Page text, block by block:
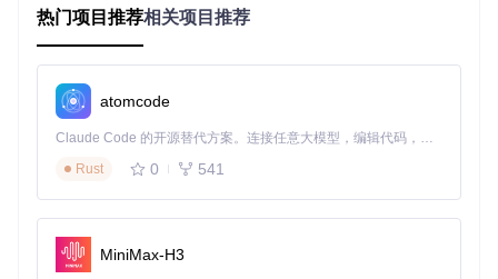
基于Qt框架开发，完美支持Linux、Windows和macOS三大操
3. 模块化插件架构
所有功能通过插件形式实现，你可以在src/components/目录
富组件。这种设计不仅便于功能扩展，也让代码维护更加清
深色主题界面适合长时间开发，降低视觉疲劳，界面布局清晰
直观
热门项目推荐相关项目推荐
atomcode
Claude Code 的开源替代方案。连接任意大模型，编辑代码，运行命令，自动验证 — 全自动执行。用 Rust 构建，极致性能。 ｜ An open-source alternative to Claude Code. Connect any LLM, edit code, run commands, and verify changes — autonomously. Built in Rust for speed. Get Started
Rust
0 541
MiniMax-H3